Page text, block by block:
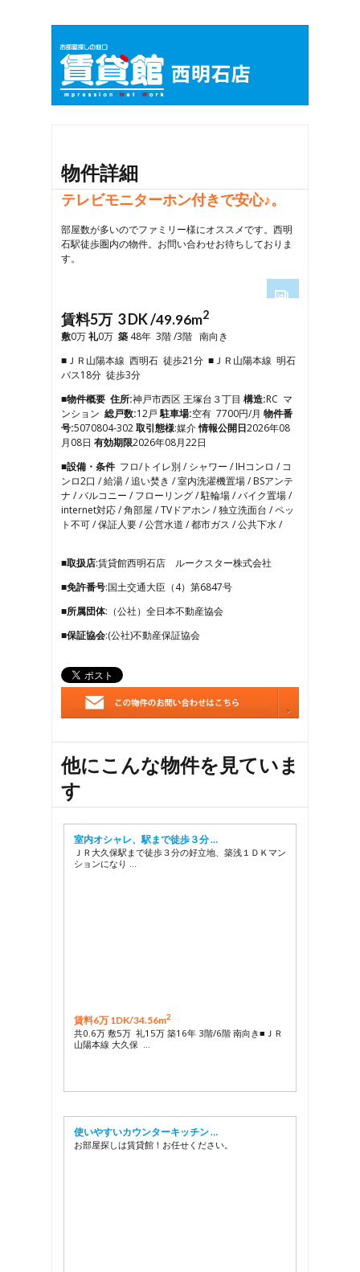
物件詳細
テレビモニターホン付きで安心♪。
部屋数が多いのでファミリー様にオススメです。西明
石駅徒歩圏内の物件。お問い合わせお待ちしておりま
す。
4
6
7
8
11
12
13
14
15
賃料5万 3 DK /49.96m2
敷0万礼0万 築 48年 3階 /3階 南向き
■ＪＲ山陽本線 西明石 徒歩21分 ■ＪＲ山陽本線 明石
バス18分 徒歩3分
■物件概要 住所:神戸市西区 王塚台３丁目 構造:RC マ
ンション 総戸数:12戸駐車場:空有 7700円/月 物件番
号:5070804-302取引態様:媒介情報公開日2026年08
月08日 有効期限2026年08月22日
■設備・条件 フロ/トイレ別 / シャワー / IHコンロ / コ
ンロ2口 / 給湯 / 追い焚き / 室内洗濯機置場 / BSアンテ
ナ / バルコニー / フローリング / 駐輪場 / バイク置場 /
internet対応 / 角部屋 / TVドアホン / 独立洗面台 / ペッ
ト不可 / 保証人要 / 公営水道 / 都市ガス / 公共下水 /
■取扱店:賃貸館西明石店 ルークスター株式会社
■免許番号:国土交通大臣（4）第6847号
■所属団体:（公社）全日本不動産協会
■保証協会:(公社)不動産保証協会
他にこんな物件を見ていま
す
室内オシャレ、駅まで徒歩３分 …
ＪＲ大久保駅まで徒歩３分の好立地、築浅１ＤＫマン
ションになり …
賃料6万 1DK/34.56m2
共0.6万 敷5万 礼15万 築16年 3階/6階 南向き■ＪＲ
山陽本線 大久保 …
使いやすいカウンターキッチン …
お部屋探しは賃貸館！お任せください。